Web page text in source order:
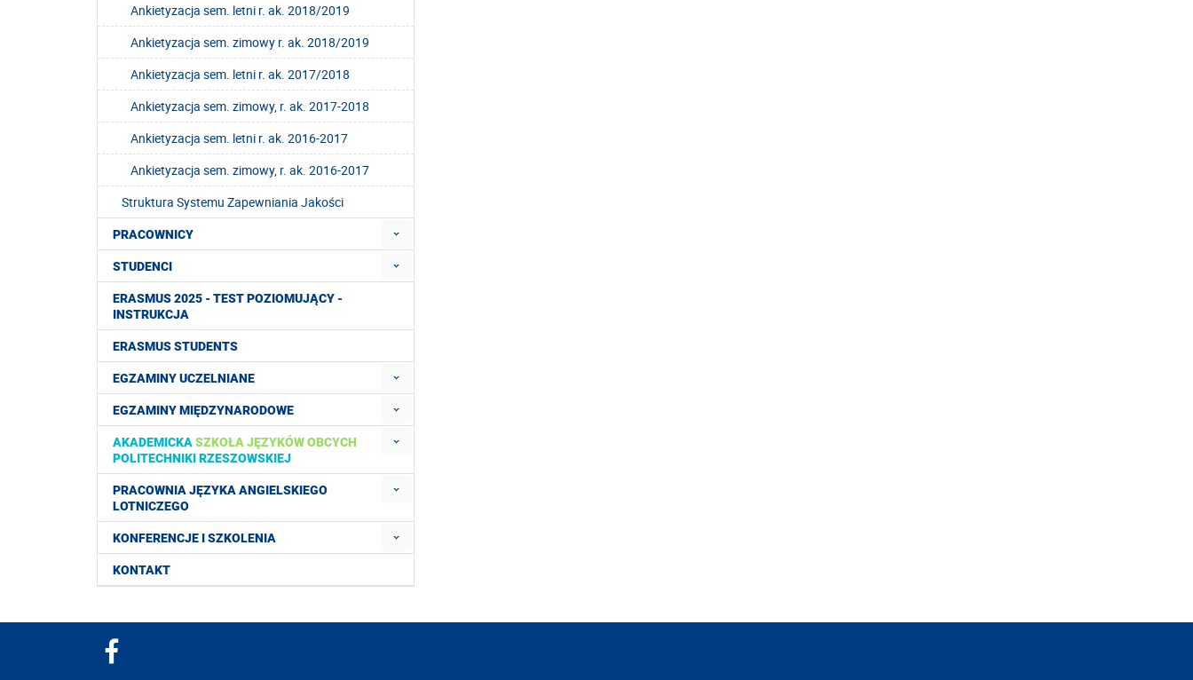
Ankietyzacja sem. letni r. ak. 2018/2019
Ankietyzacja sem. zimowy r. ak. 2018/2019
Ankietyzacja sem. letni r. ak. 2017/2018
Ankietyzacja sem. zimowy, r. ak. 2017-2018
Ankietyzacja sem. letni r. ak. 2016-2017
Ankietyzacja sem. zimowy, r. ak. 2016-2017
Struktura Systemu Zapewniania Jakości
PRACOWNICY
STUDENCI
ERASMUS 2025 - TEST POZIOMUJĄCY -
INSTRUKCJA
ERASMUS STUDENTS
EGZAMINY UCZELNIANE
EGZAMINY MIĘDZYNARODOWE
AKADEMICKA SZKOŁA JĘZYKÓW OBCYCH
POLITECHNIKI RZESZOWSKIEJ
PRACOWNIA JĘZYKA ANGIELSKIEGO
LOTNICZEGO
KONFERENCJE I SZKOLENIA
KONTAKT